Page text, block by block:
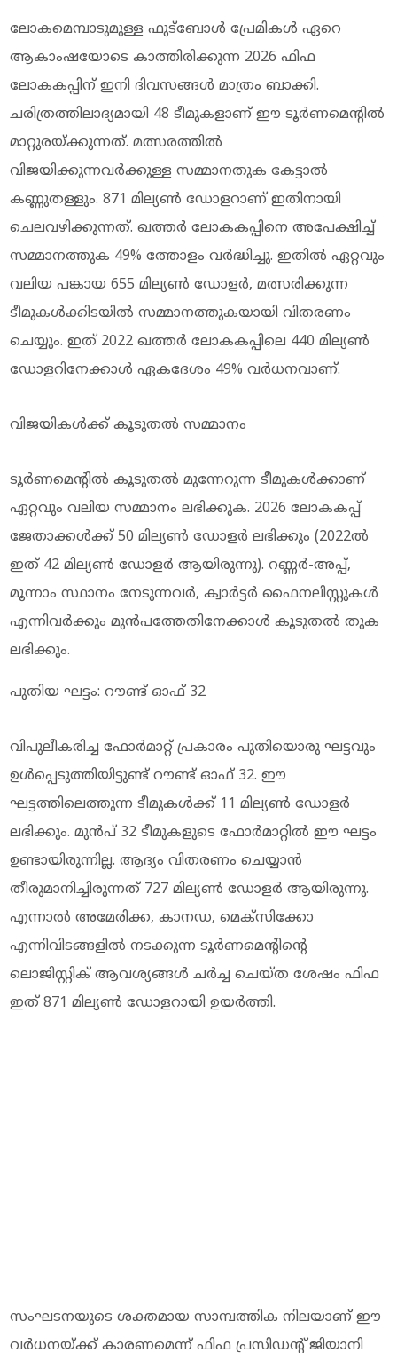
ലോകമെമ്പാടുമുള്ള ഫുട്‌ബോള്‍ പ്രേമികള്‍ ഏറെ
ആകാംഷയോടെ കാത്തിരിക്കുന്ന 2026 ഫിഫ
ലോകകപ്പിന് ഇനി ദിവസങ്ങള്‍ മാത്രം ബാക്കി.
ചരിത്രത്തിലാദ്യമായി 48 ടീമുകളാണ് ഈ ടൂര്‍ണമെന്റില്‍
മാറ്റുരയ്ക്കുന്നത്. മത്സരത്തില്‍
വിജയിക്കുന്നവര്‍ക്കുള്ള സമ്മാനതുക കേട്ടാല്‍
കണ്ണുതള്ളും. 871 മില്യണ്‍ ഡോളറാണ് ഇതിനായി
ചെലവഴിക്കുന്നത്. ഖത്തര്‍ ലോകകപ്പിനെ അപേക്ഷിച്ച്
സമ്മാനത്തുക 49% ത്തോളം വര്‍ദ്ധിച്ചു. ഇതില്‍ ഏറ്റവും
വലിയ പങ്കായ 655 മില്യണ്‍ ഡോളര്‍, മത്സരിക്കുന്ന
ടീമുകള്‍ക്കിടയില്‍ സമ്മാനത്തുകയായി വിതരണം
ചെയ്യും. ഇത് 2022 ഖത്തര്‍ ലോകകപ്പിലെ 440 മില്യണ്‍
ഡോളറിനേക്കാള്‍ ഏകദേശം 49% വര്‍ധനവാണ്.
വിജയികള്‍ക്ക് കൂടുതല്‍ സമ്മാനം
ടൂര്‍ണമെന്റില്‍ കൂടുതല്‍ മുന്നേറുന്ന ടീമുകള്‍ക്കാണ്
ഏറ്റവും വലിയ സമ്മാനം ലഭിക്കുക. 2026 ലോകകപ്പ്
ജേതാക്കള്‍ക്ക് 50 മില്യണ്‍ ഡോളര്‍ ലഭിക്കും (2022ല്‍
ഇത് 42 മില്യണ്‍ ഡോളര്‍ ആയിരുന്നു). റണ്ണര്‍-അപ്പ്,
മൂന്നാം സ്ഥാനം നേടുന്നവര്‍, ക്വാര്‍ട്ടര്‍ ഫൈനലിസ്റ്റുകള്‍
എന്നിവര്‍ക്കും മുന്‍പത്തേതിനേക്കാള്‍ കൂടുതല്‍ തുക
ലഭിക്കും.
പുതിയ ഘട്ടം: റൗണ്ട് ഓഫ് 32
വിപുലീകരിച്ച ഫോര്‍മാറ്റ് പ്രകാരം പുതിയൊരു ഘട്ടവും
ഉള്‍പ്പെടുത്തിയിട്ടുണ്ട് റൗണ്ട് ഓഫ് 32. ഈ
ഘട്ടത്തിലെത്തുന്ന ടീമുകള്‍ക്ക് 11 മില്യണ്‍ ഡോളര്‍
ലഭിക്കും. മുന്‍പ് 32 ടീമുകളുടെ ഫോര്‍മാറ്റില്‍ ഈ ഘട്ടം
ഉണ്ടായിരുന്നില്ല. ആദ്യം വിതരണം ചെയ്യാന്‍
തീരുമാനിച്ചിരുന്നത് 727 മില്യണ്‍ ഡോളര്‍ ആയിരുന്നു.
എന്നാല്‍ അമേരിക്ക, കാനഡ, മെക്‌സിക്കോ
എന്നിവിടങ്ങളില്‍ നടക്കുന്ന ടൂര്‍ണമെന്റിന്റെ
ലൊജിസ്റ്റിക് ആവശ്യങ്ങള്‍ ചര്‍ച്ച ചെയ്ത ശേഷം ഫിഫ
ഇത് 871 മില്യണ്‍ ഡോളറായി ഉയര്‍ത്തി.
സംഘടനയുടെ ശക്തമായ സാമ്പത്തിക നിലയാണ് ഈ
വര്‍ധനയ്ക്ക് കാരണമെന്ന് ഫിഫ പ്രസിഡന്റ് ജിയാനി